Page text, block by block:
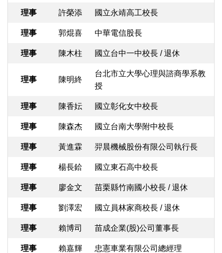
理事 許榮添 國立永靖高工校長
理事 郭焜喜 中華電信股長
理事 陳木柱 國立台中一中校長 / 退休
理事 陳明終
台北市立大學心理與諮商學系教
授
理事 陳香妘 國立彰化女中校長
理事 陳森杰 國立台南大學附中校長
理事 黃進霖 羿晨機械股份有限公司執行長
理事 楊長鉿 國立東石高中校長
理事 廖金文 苗栗縣竹南國小校長 / 退休
理事 劉澤宏 國立員林家商校長 / 退休
理事 賴博司 苗成企業(股)公司董事長
理事 賴嘉輝 忠憲車業有限公司總經理